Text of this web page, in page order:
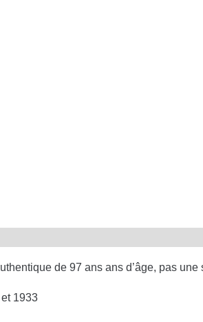
de 97 ans ans d’âge, pas
1933